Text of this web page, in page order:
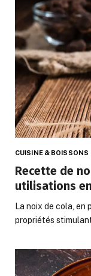
CUISINE & BOISSONS
Recette de
utilisations
La noix de cola, en
propriétés